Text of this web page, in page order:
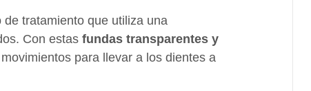
tratamiento que utiliza una
Con estas fundas transparentes y
para llevar a los dientes a